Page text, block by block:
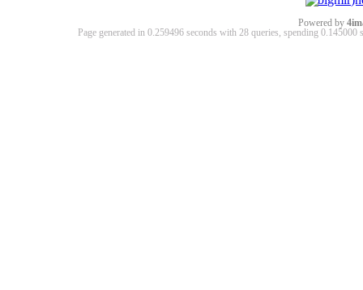
Powered by
Page generated in 0.259496 seconds with 28 queries, spending